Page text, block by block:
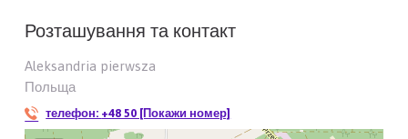
Розташування та контакт
Aleksandria pierwsza
Польща
телефон: +48 50 [Покажи номер]